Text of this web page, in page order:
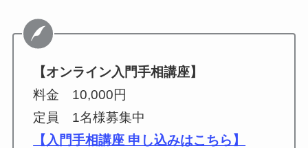
【オンライン入門手相講座】
料金 10,000円
定員 1名様募集中
【入門手相講座 申し込みはこちら】